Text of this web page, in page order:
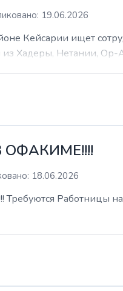
19.06.2026
Кейсарии ищет
Хадеры, Нетании,
ОФАКИМЕ!!!!
18.06.2026
Работницы на